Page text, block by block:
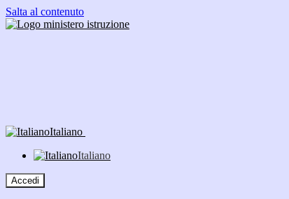
Salta al contenuto
Italiano
Italiano
Accedi